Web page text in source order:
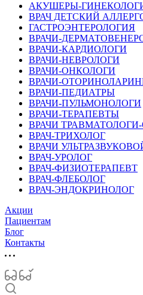
АКУШЕРЫ-
ВРАЧ ДЕТСКИЙ
ГАСТРОЭНТЕРОЛОГИЯ
ВРАЧИ-
ВРАЧИ-КАРДИОЛОГИ
ВРАЧИ-НЕВРОЛОГИ
ВРАЧИ-ОНКОЛОГИ
ВРАЧИ-
ВРАЧИ-ПЕДИАТРЫ
ВРАЧИ-ПУЛЬМОНОЛОГИ
ВРАЧИ-ТЕРАПЕВТЫ
ВРАЧИ
ВРАЧ-ТРИХОЛОГ
ВРАЧИ
ВРАЧ-УРОЛОГ
ВРАЧ-ФИЗИОТЕРАПЕВТ
ВРАЧ-ФЛЕБОЛОГ
ВРАЧ-ЭНДОКРИНОЛОГ
Акции
Пациентам
Блог
Контакты